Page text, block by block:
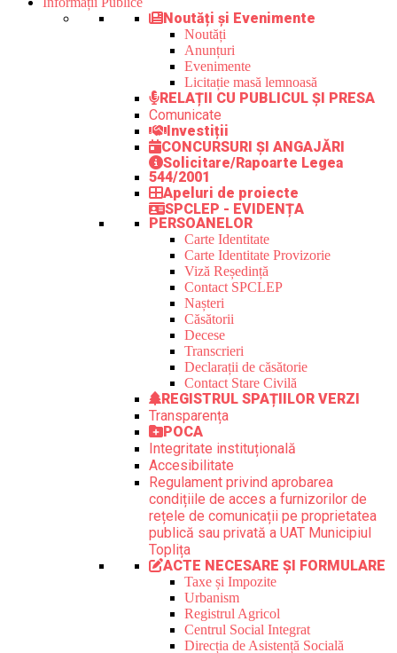
Noutăți și Evenimente
Noutăți
Anunțuri
Evenimente
Licitație masă lemnoasă
RELAȚII CU PUBLICUL ȘI PRESA
Comunicate
Investiții
CONCURSURI ȘI ANGAJĂRI
Solicitare/Rapoarte Legea
544/2001
Apeluri de proiecte
SPCLEP - EVIDENȚA
PERSOANELOR
Carte Identitate
Carte Identitate Provizorie
Viză Reședință
Contact SPCLEP
Nașteri
Căsătorii
Decese
Transcrieri
Declarații de căsătorie
Contact Stare Civilă
REGISTRUL SPAȚIILOR VERZI
Transparența
POCA
Integritate instituțională
Accesibilitate
Regulament privind aprobarea
condițiile de acces a furnizorilor de
rețele de comunicații pe proprietatea
publică sau privată a UAT Municipiul
Toplița
ACTE NECESARE ȘI FORMULARE
Taxe și Impozite
Urbanism
Registrul Agricol
Centrul Social Integrat
Direcția de Asistență Socială